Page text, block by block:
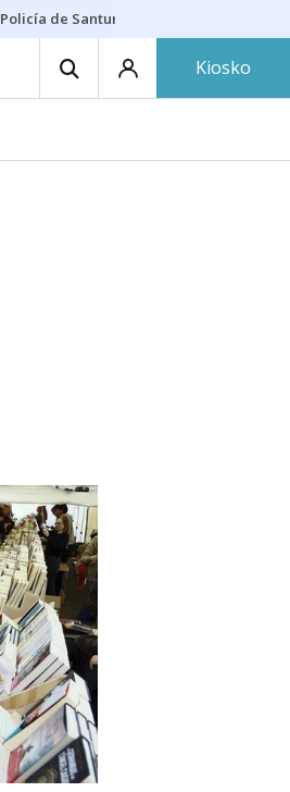
Policía de Santurtzi
Kiosko